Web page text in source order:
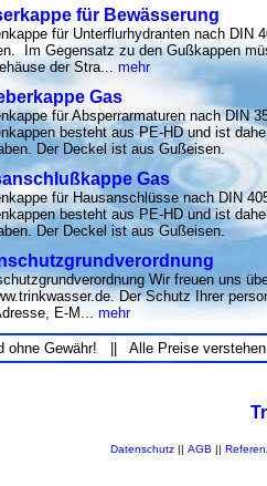
für Bewässerung
für Unterflurhydranten nach DIN
Im Gegensatz zu den Gußkappen
der Stra... mehr
Gas
für Absperrarmaturen nach DIN
besteht aus PE-HD und ist
Der Deckel ist aus Gußeisen.
Gas
für Hausanschlüsse nach DIN
besteht aus PE-HD und ist
Der Deckel ist aus Gußeisen.
Wir freuen uns
Der Schutz Ihrer
E-M... mehr
ohne Gewähr! || Alle Preise
Datenschutz|| AGB ||